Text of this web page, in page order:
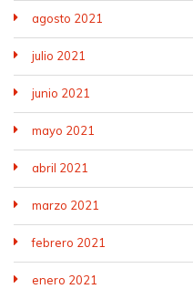
agosto 2021
julio 2021
junio 2021
mayo 2021
abril 2021
marzo 2021
febrero 2021
enero 2021